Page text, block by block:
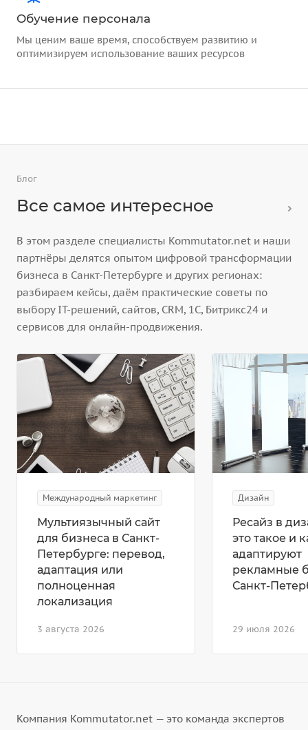
Обучение персонала
Мы ценим ваше время, способствуем развитию и
оптимизируем использование ваших ресурсов
Блог
Все самое интересное
В этом разделе специалисты Kommutator.net и наши
партнёры делятся опытом цифровой трансформации
бизнеса в Санкт-Петербурге и других регионах:
разбираем кейсы, даём практические советы по
выбору IT-решений, сайтов, CRM, 1С, Битрикс24 и
сервисов для онлайн-продвижения.
Международный маркетинг
3 августа 2026
Мультиязычный сайт
для бизнеса в Санкт-
Петербурге: перевод,
адаптация или
полноценная
локализация
Дизайн
29 июля 2026
Ресайз в
это такое и
адаптируют
рекламные
Санкт-
Компания Kommutator.net — это команда экспертов